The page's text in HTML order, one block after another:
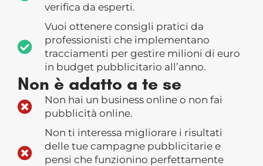
verifica da esperti.
Vuoi ottenere consigli pratici da
professionisti che implementano
tracciamenti per gestire milioni di euro
in budget pubblicitario all’anno.
Non è adatto a te se
Non hai un business online o non fai
pubblicità online.
Non ti interessa migliorare i risultati
delle tue campagne pubblicitarie e
pensi che funzionino perfettamente